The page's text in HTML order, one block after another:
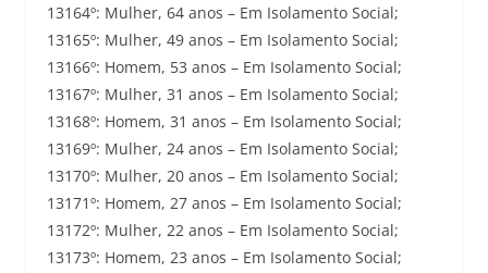
13164º: Mulher, 64 anos – Em Isolamento Social;
13165º: Mulher, 49 anos – Em Isolamento Social;
13166º: Homem, 53 anos – Em Isolamento Social;
13167º: Mulher, 31 anos – Em Isolamento Social;
13168º: Homem, 31 anos – Em Isolamento Social;
13169º: Mulher, 24 anos – Em Isolamento Social;
13170º: Mulher, 20 anos – Em Isolamento Social;
13171º: Homem, 27 anos – Em Isolamento Social;
13172º: Mulher, 22 anos – Em Isolamento Social;
13173º: Homem, 23 anos – Em Isolamento Social;